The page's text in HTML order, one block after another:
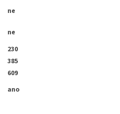
ne
ne
230
385
609
ano